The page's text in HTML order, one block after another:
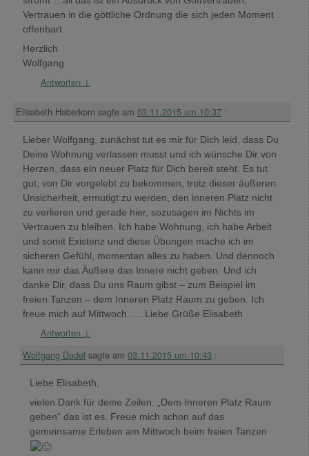
Vertrauen in die göttliche Ordnung die sich jeden Moment
offenbart.
Herzlich
Wolfgang
Antworten ↓
Elisabeth Haberkorn sagte am 03.11.2015 um 10:37 :
Lieber Wolfgang, zunächst tut es mir für Dich leid, dass Du
Deine Wohnung verlassen musst und ich wünsche Dir von
Herzen, dass ein neuer Platz für Dich bereit steht. Es tut
gut, von Dir vorgelebt zu bekommen, trotz dieser äußeren
Unsicherheit, ermutigt zu werden, den inneren Platz nicht
zu verlieren und gerade hier, sozusagen im Nichts im
Vertrauen zu bleiben. Ich habe Wohnung, ich habe Arbeit
und somit Existenz und diese Übungen mache ich im
sicheren Gefühl, momentan alles zu haben. Und dennoch
kann mir das Äußere das Innere nicht geben. Und ich
danke Dir, dass Du uns Raum gibst – zum Beispiel im
freien Tanzen – dem Inneren Platz Raum zu geben. Ich
freue mich auf Mittwoch …. Liebe Grüße Elisabeth
Antworten ↓
Wolfgang Dodel sagte am 03.11.2015 um 10:43 :
Liebe Elisabeth,
vielen Dank für deine Zeilen. „Dem Inneren Platz Raum
geben“ das ist es. Freue mich schon auf das
gemeinsame Erleben am Mittwoch beim freien Tanzen